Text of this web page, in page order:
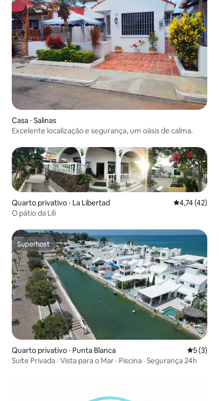
Casa ⋅ Salinas
Excelente localização e segurança, um oásis de calma.
Quarto privativo ⋅ La Libertad 4,74 de uma
4,74 (42)
O pátio da Lili
Superhost
Superhost
Quarto privativo ⋅ Punta Blanca 5 de
5 (3)
Suíte Privada · Vista para o Mar · Piscina · Segurança 24h